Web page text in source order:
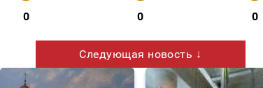
0 0 0
Следующая новость ↓